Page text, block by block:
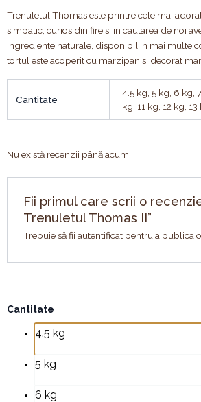
Trenuletul Thomas este printre cele mai
simpatic, curios din fire si in cautarea de noi
ingrediente naturale, disponibil in mai multe
tortul este acoperit cu marzipan si decorat
Cantitate
4.5 kg, 5 kg, 6 kg,
kg, 11 kg, 12 kg,
Nu există recenzii până acum.
Fii primul care scrii o
Trenuletul Thomas II”
Trebuie să fii autentificatpentru a publica o
Cantitate
4.5 kg
5 kg
6 kg
Cantitate
Trenuletul